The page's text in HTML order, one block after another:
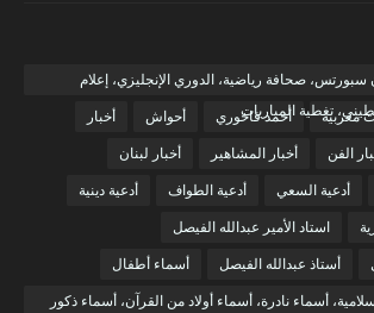
سبورتس، صحافة رياضية، الدوري الإنجليزي، إعلام
تغطية المباريات
مغربية أحمد فاخوري أحواش أخبار
الفن أخبار المشاهير أخبار لبنان
أدعية السعي أدعية الطواف أدعية دينية
استاد الأمير عبدالله الفيصل
أستاذ عبدالله الفيصل أسماء أطفال
أسماء نادرة، أسماء أولاد من القرآن، أسماء ذكور